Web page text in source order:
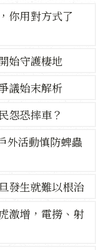
你用對方式了
始守護棲地
議始末解析
怨恐摔車？
外活動慎防蜱蟲
發生就難以根治
激增，電撈、射